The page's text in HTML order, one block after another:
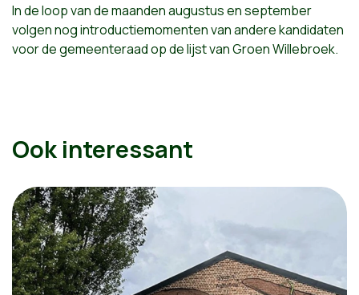
In de loop van de maanden augustus en september
volgen nog introductiemomenten van andere kandidaten
voor de gemeenteraad op de lijst van Groen Willebroek.
Ook interessant